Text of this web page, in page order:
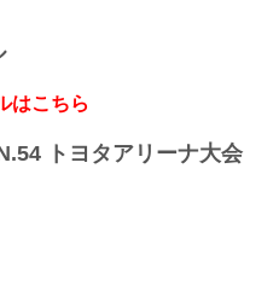
催されるのむシリカ presents 超
powered by U-NEXTの、U-
販売がスタート！
でのむシリカ presents 超RIZIN.2
はこちら
トヨタアリーナ大会